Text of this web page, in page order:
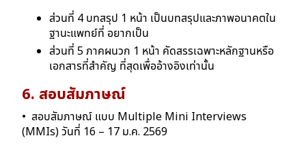
ส่วนที่ 4 บทสรุป 1 หน้า เป็นบทสรุปและภาพอนาคตใน
ฐานะแพทย์ที่ อยากเป็น
ส่วนที่ 5 ภาคผนวก 1 หน้า คัดสรรเฉพาะหลักฐานหรือ
เอกสารที่สําคัญ ที่สุดเพื่ออ้างอิงเท่านั้น
6. สอบสัมภาษณ์
• สอบสัมภาษณ์ แบบ Multiple Mini Interviews
(MMIs) วันที่ 16 – 17 ม.ค. 2569